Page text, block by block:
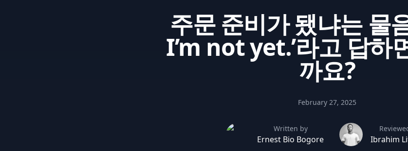
주문 준비가 됐냐는 물
I’m not yet.’라고 답하
까요?
February 27, 2025
Written by
Ernest Bio Bogore Ibrahim